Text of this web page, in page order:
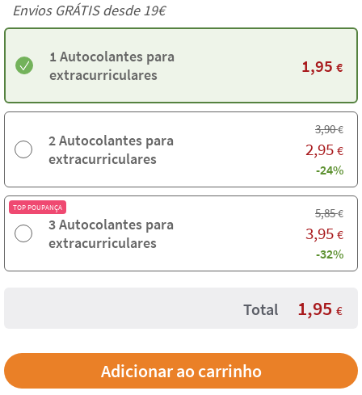
Envios GRÁTIS desde 19€
1 Autocolantes para
extracurriculares
1,95 €
2 Autocolantes para
extracurriculares
3,90€
2,95 €
-24%
TOP POUPANÇA
3 Autocolantes para
extracurriculares
5,85€
3,95 €
-32%
Total 1,95 €